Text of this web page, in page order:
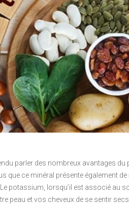
parler des nombreux avantages
que ce minéral présente également
Le potassium, lorsqu’il est associé au
peau et vos cheveux de se sentir